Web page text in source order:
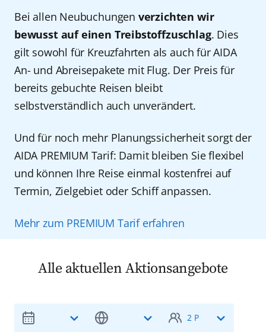
Bei allen Neubuchungen verzichten wir
bewusst auf einen Treibstoffzuschlag. Dies
gilt sowohl für Kreuzfahrten als auch für AIDA
An- und Abreisepakete mit Flug. Der Preis für
bereits gebuchte Reisen bleibt
selbstverständlich auch unverändert.
Und für noch mehr Planungssicherheit sorgt der
AIDA PREMIUM Tarif: Damit bleiben Sie flexibel
und können Ihre Reise einmal kostenfrei auf
Termin, Zielgebiet oder Schiff anpassen.
Mehr zum PREMIUM Tarif erfahren
Alle aktuellen Aktionsangebote
2 P